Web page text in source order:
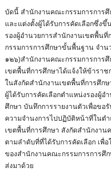
บัดนี้ สำนักงานคณะกรรมการการ
และแต่งตั้งผู้ได้รับการคัดเลือกซึ่ง
รองผู้อำนวยการสำนักงานเขตพื้น
กรรมการการศึกษาขั้นพื้นฐาน จำ
๑๒๖)สำนักงานคณะกรรมการการ
เขตพื้นที่การศึกษาได้แจ้งให้ข้ารา
ในสังกัดสำนักงานเขตพื้นที่การศึก
ผู้ได้รับการคัดเลือกตำแหน่งรองผู้อ
ศึกษา บันทึกการรายงานตัวเพื่อขอ
ความจำนงการไปปฏิบัติหน้าที่ในต
เขตพื้นที่การศึกษา สังกัดสำนักงา
ตามลำดับที่ที่ได้รับการคัดเลือก เพื่
ของสำนักงานคณะกรรมการการศึ
ส่งมาด้วย